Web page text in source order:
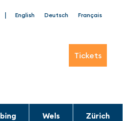
| English Deutsch Français
Tickets
Wels Zürich